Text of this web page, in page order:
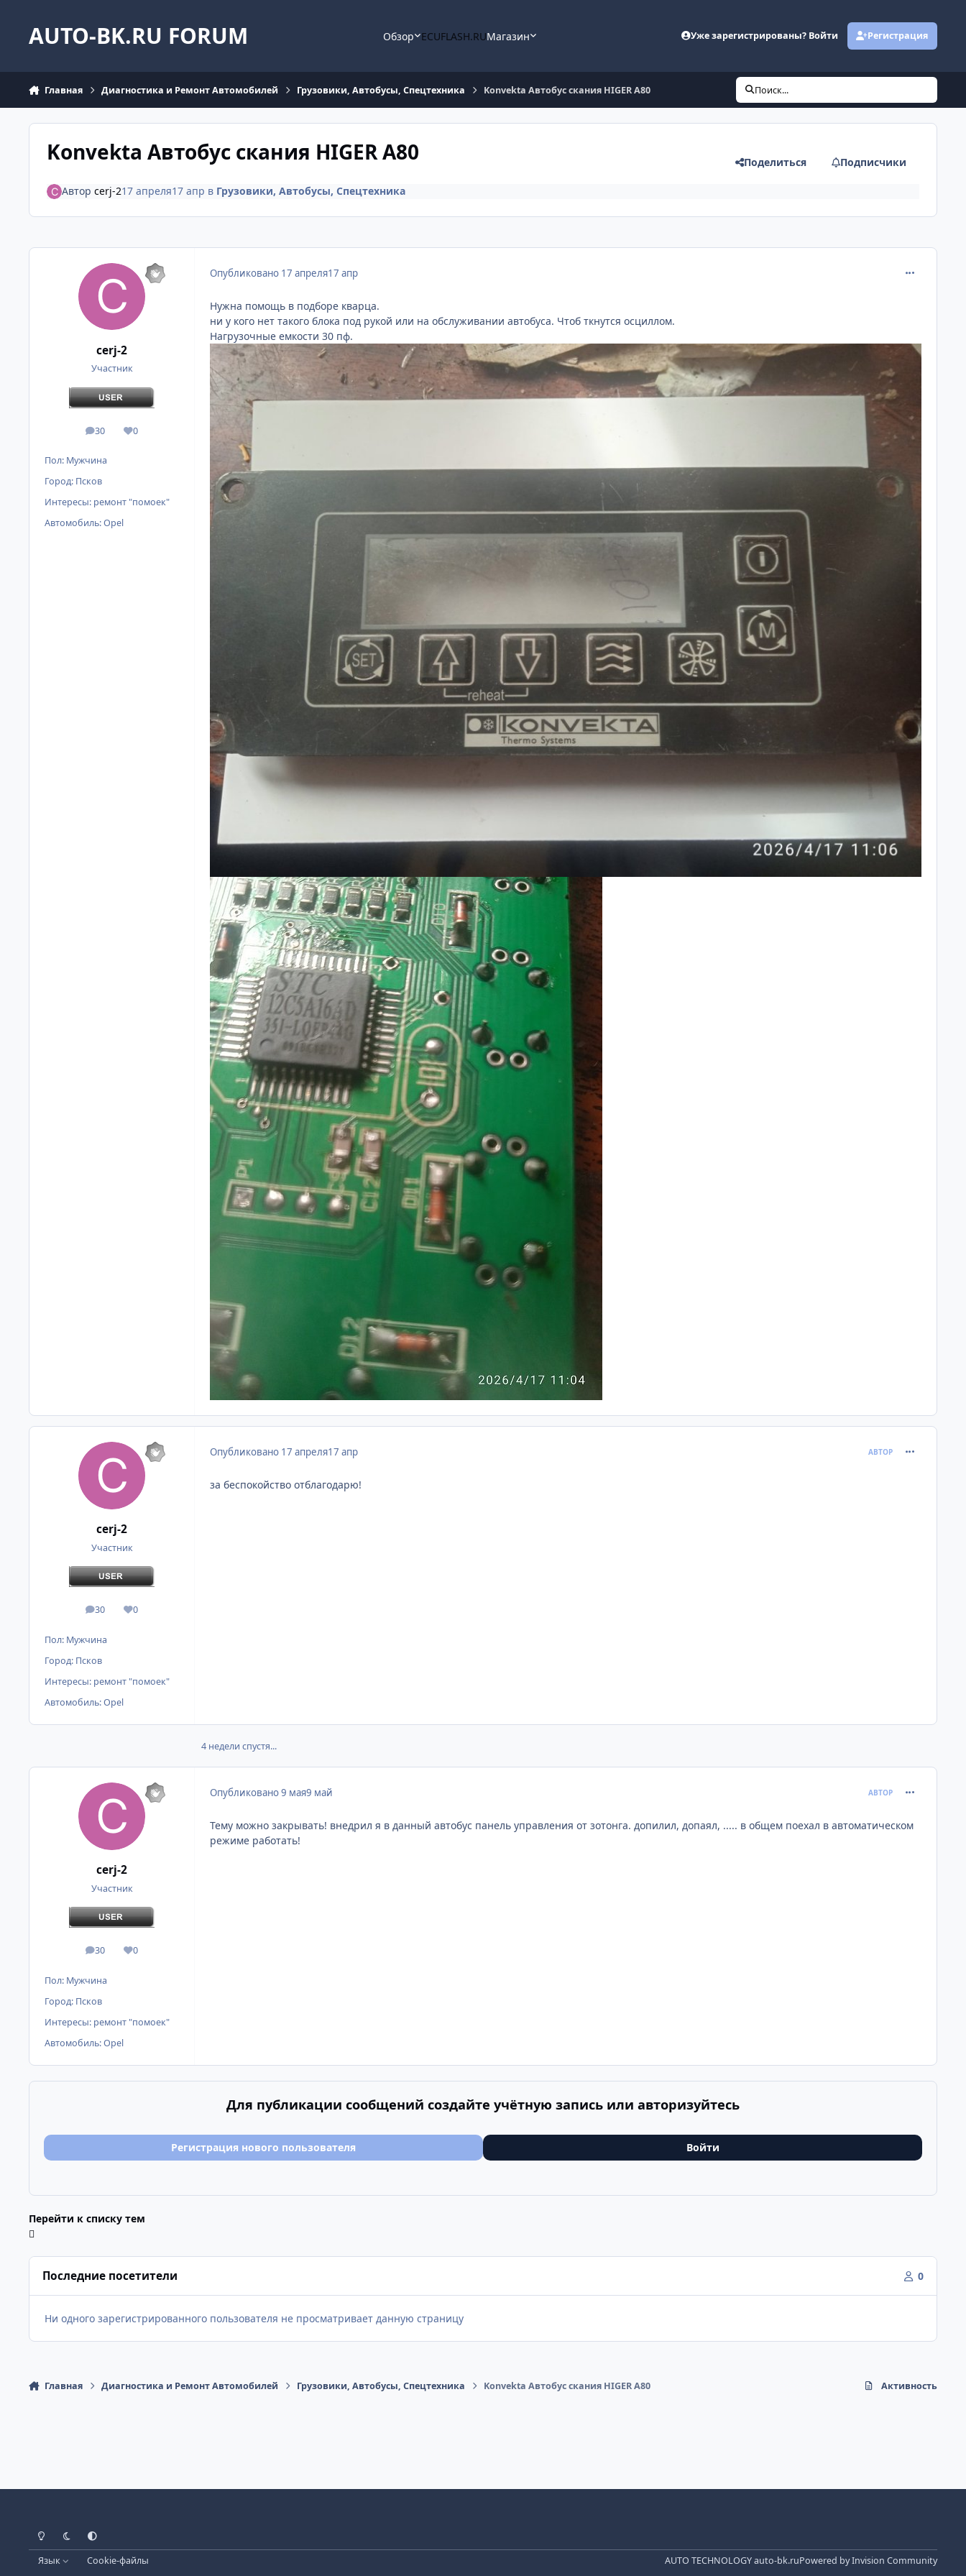
AUTO-BK.RU FORUM Обзор ECUFLASH.RUМагазин Уже зарегистрированы? Войти Регистрация
Главная Диагностика и Ремонт Автомобилей Грузовики, Автобусы, Cпецтехника Konvekta Автобус скания HIGER А80 Поиск...
Konvekta Автобус скания HIGER А80 Поделиться Подписчики
Автор cerj-217 апреля17 апр в Грузовики, Автобусы, Cпецтехника
cerj-2
Участник
30
сообщения
0
Репутация
Пол: Мужчина
Город: Псков
Интересы: ремонт "помоек"
Автомобиль:Opel
Опубликовано 17 апреля17 апр
Нужна помощь в подборе кварца.
ни у кого нет такого блока под рукой или на обслуживании автобуса. Чтоб ткнутся осциллом.
Нагрузочные емкости 30 пф.
cerj-2
Участник
30
сообщения
0
Репутация
Пол: Мужчина
Город: Псков
Интересы: ремонт "помоек"
Автомобиль:Opel
Опубликовано 17 апреля17 апр АВТОР
за беспокойство отблагодарю!
4 недели спустя...
cerj-2
Участник
30
сообщения
0
Репутация
Пол: Мужчина
Город: Псков
Интересы: ремонт "помоек"
Автомобиль:Opel
Опубликовано9 мая9 май АВТОР
Тему можно закрывать! внедрил я в данный автобус панель управления от зотонга. допилил, допаял, ..... в общем поехал в автоматическом
режиме работать!
Для публикации сообщений создайте учётную запись или авторизуйтесь
Регистрация нового пользователя Войти
Перейти к списку тем
Последние посетители 0
Ни одного зарегистрированного пользователя не просматривает данную страницу
Главная Диагностика и Ремонт Автомобилей Грузовики, Автобусы, Cпецтехника Konvekta Автобус скания HIGER А80 Активность
Светлый Режим
Темный Режим
Настройка Системы
Язык Cookie-файлы AUTO TECHNOLOGY auto-bk.ruPowered byInvision Community